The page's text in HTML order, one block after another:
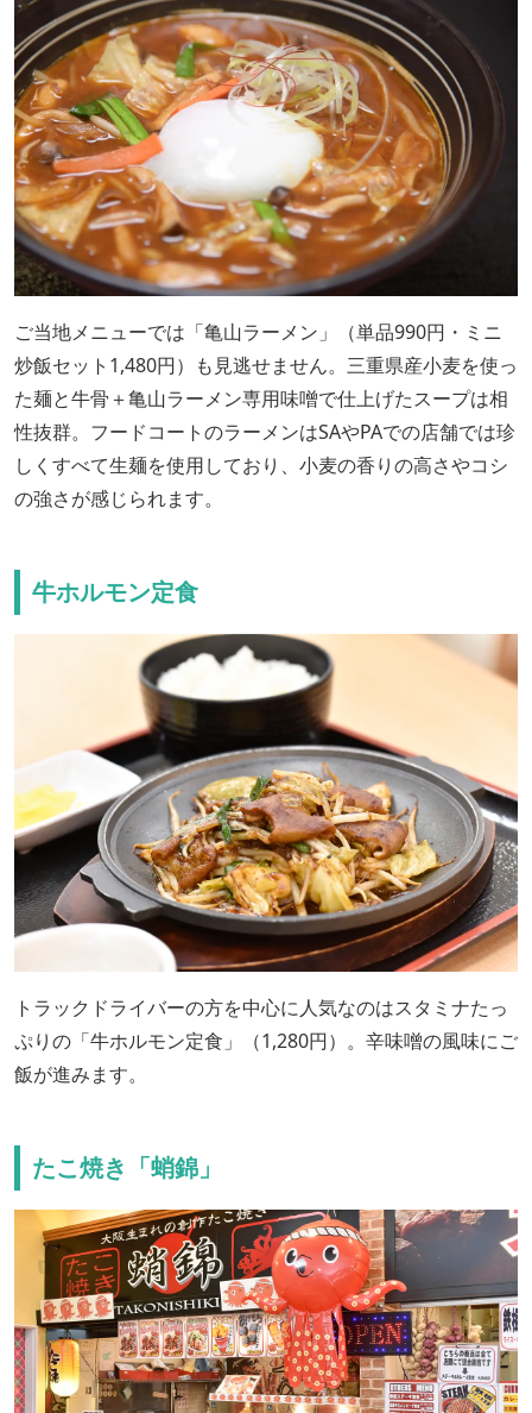
ご当地メニューでは「亀山ラーメン」（単品990円・ミニ
炒飯セット1,480円）も見逃せません。三重県産小麦を使っ
た麺と牛骨＋亀山ラーメン専用味噌で仕上げたスープは相
性抜群。フードコートのラーメンはSAやPAでの店舗では珍
しくすべて生麺を使用しており、小麦の香りの高さやコシ
の強さが感じられます。
牛ホルモン定食
トラックドライバーの方を中心に人気なのはスタミナたっ
ぷりの「牛ホルモン定食」（1,280円）。辛味噌の風味にご
飯が進みます。
たこ焼き「蛸錦」